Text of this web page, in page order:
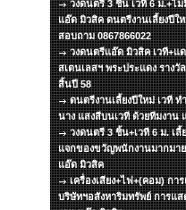
วงดนตรี 3 ชิ้น เวที 6 ม.+ไ
แอ๊ด มิวสิค ดนตรีงานเลี้ยงปีใ
สอบถาม 0867866022
วงดนตรีแอ๊ด มิวสิค เวที+แ
สเตนเลสฯ พระประแดง ราง
สิ้นปี 58
ดนตรีงานเลี้ยงปีใหม่ เวที
นาง แสงสีบนเวที ด้วยทีมงาน
วงดนตรี 3 ชิ้น+เวที 6 ม. เ
แจกของขวัญพนักงานมากมา
แอ๊ด มิวสิค
เครื่องเสียง+ไฟ+(คอม) กา
บริษัทฯอสังหาริมทรัพย์ การแ